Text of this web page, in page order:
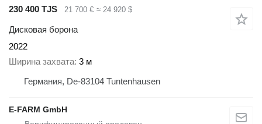
230 400 TJS
21 700 € ≈ 24 920 $
Дисковая борона
2022
Ширина захвата 3 м
Германия, De-83104 Tuntenhausen
E-FARM GmbH